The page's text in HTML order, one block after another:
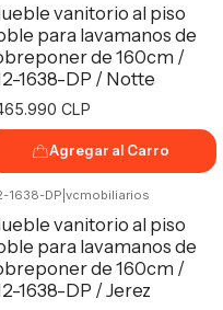
vanitorio al piso
para lavamanos de
de 160cm /
1638-DP / Notte
CLP
Agregar al Carro
1638-DP vcmobiliarios
vanitorio al piso
para lavamanos de
de 160cm /
1638-DP / Jerez